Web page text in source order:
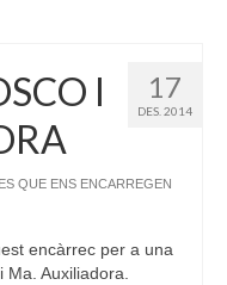
17
DES. 2014
I
QUE ENS ENCARREGEN
encàrrec per a una
Auxiliadora.